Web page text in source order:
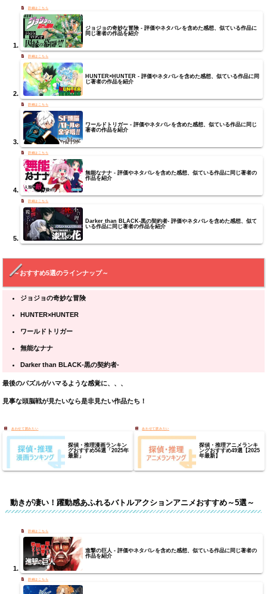
ジョジョの奇妙な冒険 - 評価やネタバレを含めた感想、似ている作品に
同じ著者の作品を紹介
HUNTER×HUNTER - 評価やネタバレを含めた感想、似ている作品に同
じ著者の作品を紹介
ワールドトリガー - 評価やネタバレを含めた感想、似ている作品に同じ
著者の作品を紹介
無能なナナ - 評価やネタバレを含めた感想、似ている作品に同じ著者の
作品を紹介
Darker than BLACK-黒の契約者- 評価やネタバレを含めた感想、似て
いる作品に同じ著者の作品を紹介
～おすすめ5選のラインナップ～
ジョジョの奇妙な冒険
HUNTER×HUNTER
ワールドトリガー
無能なナナ
Darker than BLACK-黒の契約者-
最後のパズルがハマるような感覚に、、、
見事な頭脳戦が見たいなら是非見たい作品たち！
探偵・推理漫画ランキン
グおすすめ56選「2025年
最新」
探偵・推理アニメランキ
ングおすすめ49選【2025
年最新】
動きが凄い！躍動感あふれるバトルアクションアニメおすすめ～5選～
進撃の巨人 - 評価やネタバレを含めた感想、似ている作品に同じ著者の
作品を紹介